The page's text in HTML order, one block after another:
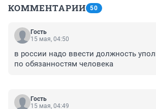
КОММЕНТАРИИ 50
Гость
15 мая, 04:50
в россии надо ввести должность
по обязанностям человека
Гость
15 мая, 04:49